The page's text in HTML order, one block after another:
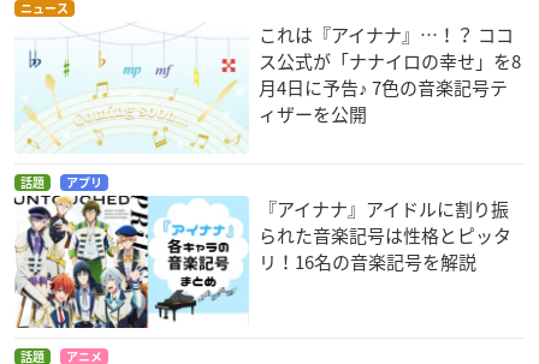
ニュース
これは『アイナナ』…！？ ココ
ス公式が「ナナイロの幸せ」を8
月4日に予告♪ 7色の音楽記号テ
ィザーを公開
話題 アプリ
『アイナナ』アイドルに割り振
られた音楽記号は性格とピッタ
リ！16名の音楽記号を解説
話題 アニメ